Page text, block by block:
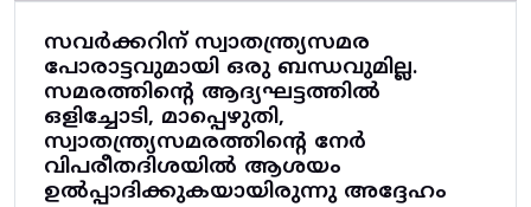
സവർക്കറിന്‌ സ്വാതന്ത്ര്യസമര
പോരാട്ടവുമായി ഒരു ബന്ധവുമില്ല.
സമരത്തിന്റെ ആദ്യഘട്ടത്തിൽ
ഒളിച്ചോടി, മാപ്പെഴുതി,
സ്വാതന്ത്ര്യസമരത്തിന്റെ നേർ
വിപരീതദിശയിൽ ആശയം
ഉൽപ്പാദിക്കുകയായിരുന്നു അദ്ദേഹം